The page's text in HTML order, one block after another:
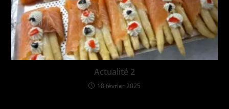
Actualité 2
18 février 2025